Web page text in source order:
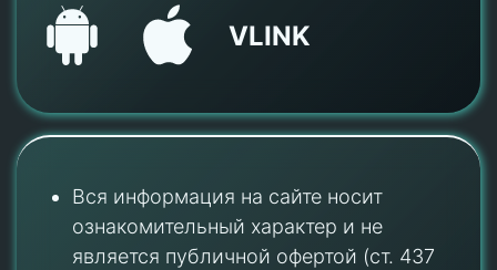
VLINK
Вся информация на сайте носит
ознакомительный характер и не
является публичной офертой (ст. 437